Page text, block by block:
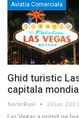
Aviatia Comerciala
Ghid turistic
capitala
Sorin Rusi 20 ian. 2021